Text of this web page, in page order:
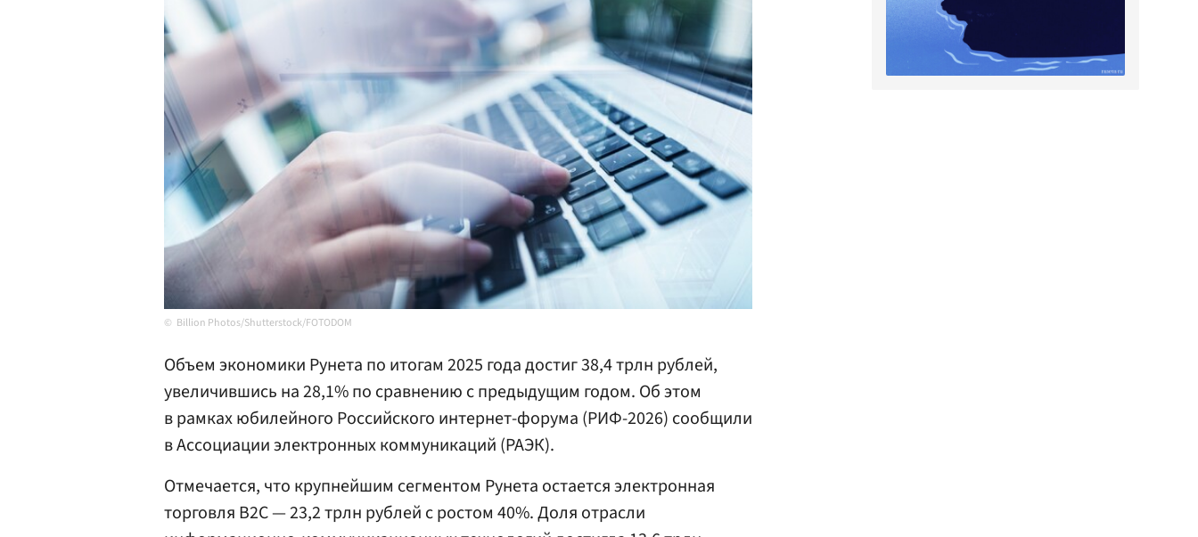
Billion Photos/Shutterstock/FOTODOM
Объем экономики Рунета по итогам 2025 года достиг 38,4 трлн рублей,
увеличившись на 28,1% по сравнению с предыдущим годом. Об этом
в рамках юбилейного Российского интернет-форума (РИФ-2026) сообщили
в Ассоциации электронных коммуникаций (РАЭК).
Отмечается, что крупнейшим сегментом Рунета остается электронная
торговля B2C — 23,2 трлн рублей с ростом 40%. Доля отрасли